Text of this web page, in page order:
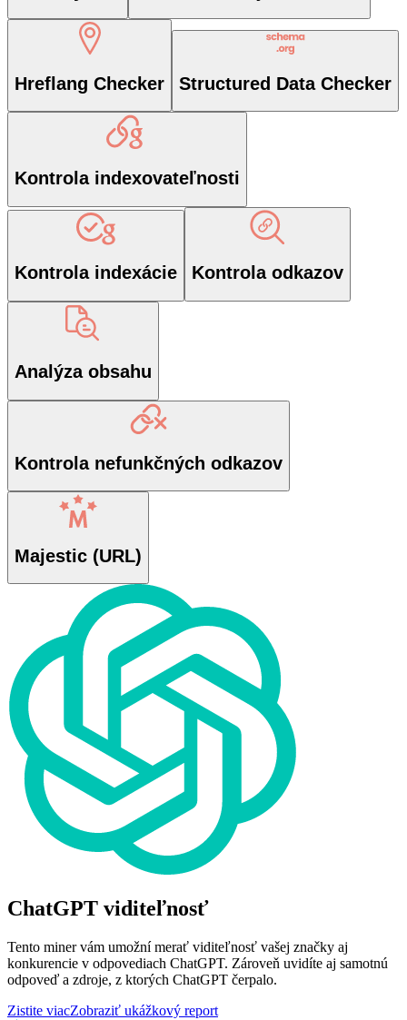
Hreflang Checker Structured Data Checker
Kontrola indexovateľnosti
Kontrola indexácie Kontrola odkazov
Analýza obsahu
Kontrola nefunkčných odkazov
Majestic (URL)
ChatGPT viditeľnosť
Tento miner vám umožní merať viditeľnosť vašej značky aj
konkurencie v odpovediach ChatGPT. Zároveň uvidíte aj samotnú
odpoveď a zdroje, z ktorých ChatGPT čerpalo.
Zistite viacZobraziť ukážkový report